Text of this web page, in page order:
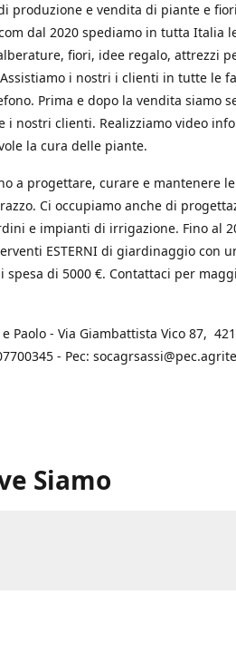
produzione e vendita di piante e
dal 2020 spediamo in tutta Italia
fiori, idee regalo, attrezzi
i nostri i clienti in tutte le
Prima e dopo la vendita siamo
i nostri clienti. Realizziamo video
la cura delle piante.
a progettare, curare e mantenere
Ci occupiamo anche di
e impianti di irrigazione. Fino al
ESTERNI di giardinaggio con
di 5000 €. Contattaci per
Paolo - Via Giambattista Vico 87,
- Pec:
Siamo